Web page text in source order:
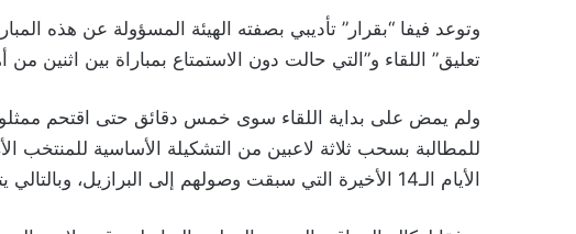
وتوعد فيفا “بقرار” تأديبي بصفته الهيئة المسؤولة عن هذه
تعليق” اللقاء و”التي حالت دون الاستمتاع بمباراة بين اثنين
ولم يمض على بداية اللقاء سوى خمس دقائق حتى اقتحم
للمطالبة بسحب ثلاثة لاعبين من التشكيلة الأساسية للمنتخب
الأيام الـ14 الأخيرة التي سبقت وصولهم إلى البرازيل، وبالتالي يتوجب إدخالهم الحجر الصحي.